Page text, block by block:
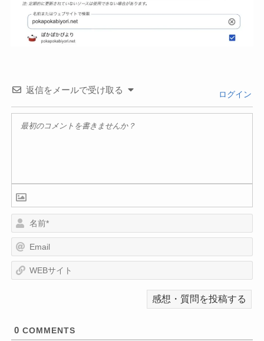
返信をメールで受け取る ログイン
前
m
a
E
0 COMMENTS